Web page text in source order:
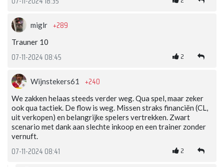
miglr +289
Trauner 10
07-11-2024 08:45 2
Wijnstekers61 +240
We zakken helaas steeds verder weg. Qua spel, maar zeker
ook qua tactiek. De flow is weg. Missen straks financiën (CL,
uit verkopen) en belangrijke spelers vertrekken. Zwart
scenario met dank aan slechte inkoop en een trainer zonder
vernuft.
07-11-2024 08:41 2